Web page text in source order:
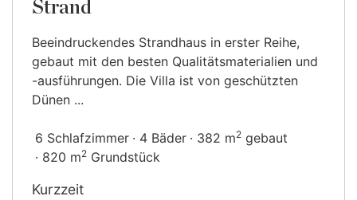
Strand
Beeindruckendes Strandhaus in erster Reihe,
gebaut mit den besten Qualitätsmaterialien und
-ausführungen. Die Villa ist von geschützten
Dünen ...
6 Schlafzimmer 4 Bäder 382 m2 gebaut
820 m2 Grundstück
Kurzzeit